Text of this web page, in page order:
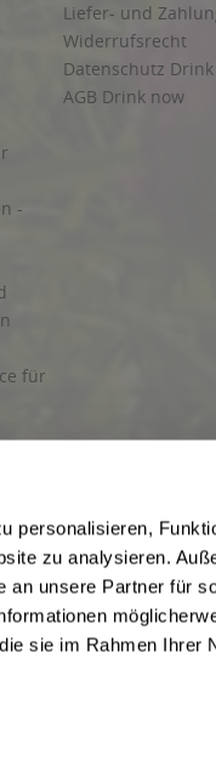
personalisieren,
zu analysieren.
unsere Partner für
sie im Rahmen Ihrer
-
für
Liefer- und
Widerrufsrecht
Datenschutz
AGB Drink now